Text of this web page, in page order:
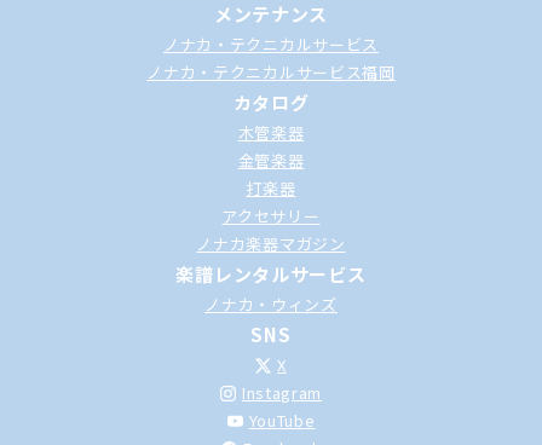
メンテナンス
ノナカ・テクニカルサービス
ノナカ・テクニカルサービス福岡
カタログ
木管楽器
金管楽器
打楽器
アクセサリー
ノナカ楽器マガジン
楽譜レンタルサービス
ノナカ・ウィンズ
SNS
X
Instagram
YouTube